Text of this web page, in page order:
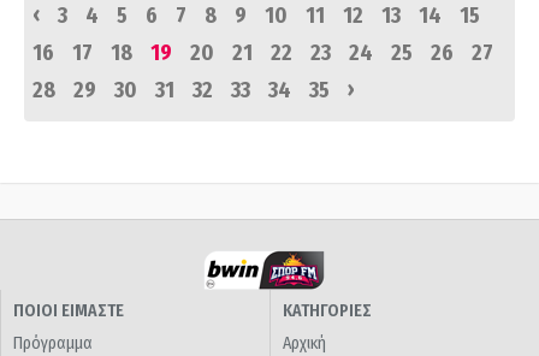
‹
3 4 5 6 7 8 9 10 11 12 13 14
15
16
17 18 19 20 21 22 23 24 25 26
27
28
29 30 31 32 33 34 35 ›
ΠΟΙΟΙ ΕΙΜΑΣΤΕ
Πρόγραμμα
ΚΑΤΗΓΟΡΙΕΣ
Αρχική